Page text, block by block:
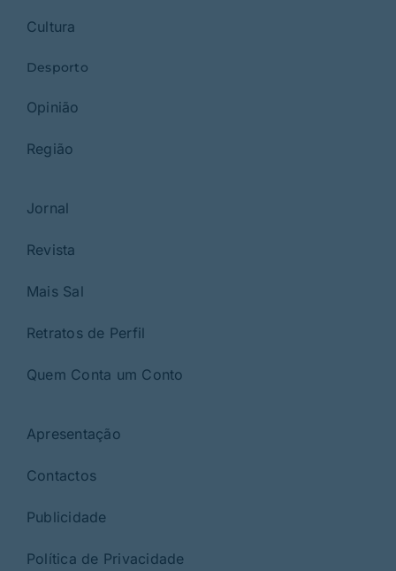
Cultura
Desporto
Opinião
Região
Jornal
Revista
Mais Sal
Retratos de Perfil
Quem Conta um Conto
Apresentação
Contactos
Publicidade
Política de Privacidade